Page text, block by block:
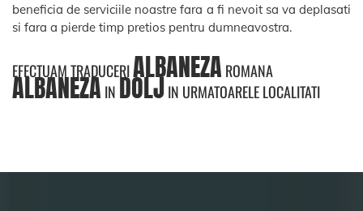
beneficia de serviciile noastre fara a fi nevoit sa va deplasati
si fara a pierde timp pretios pentru dumneavostra.
EFECTUAM TRADUCERIALBANEZA ROMANA
ALBANEZAIN DOLJIN URMATOARELE LOCALITATI